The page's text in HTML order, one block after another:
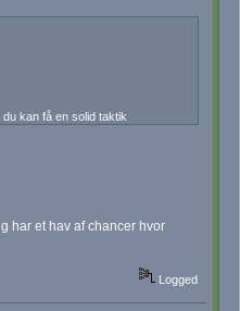
kan få en solid taktik
har et hav af chancer hvor
Logged